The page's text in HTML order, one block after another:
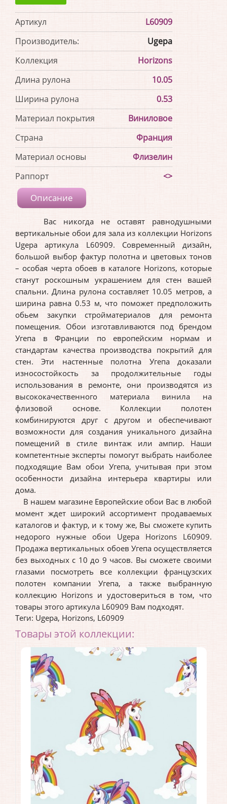
Артикул
L60909
Производитель:
Ugepa
Коллекция
Horizons
Длина рулона
10.05
Ширина рулона
0.53
Материал покрытия
Виниловое
Страна
Франция
Материал основы
Флизелин
Раппорт
<>
Описание
Вас никогда не оставят равнодушными
вертикальные обои для зала из коллекции Horizons
Ugepa артикула L60909. Современный дизайн,
большой выбор фактур полотна и цветовых тонов
– особая черта обоев в каталоге Horizons, которые
станут роскошным украшением для стен вашей
спальни. Длина рулона составляет 10.05 метров, а
ширина равна 0.53 м, что поможет предположить
обьем закупки стройматериалов для ремонта
помещения. Обои изготавливаются под брендом
Угепа в Франции по европейским нормам и
стандартам качества производства покрытий для
стен. Эти настенные полотна Угепа доказали
износостойкость за продолжительные годы
использования в ремонте, они производятся из
высококачественного материала винила на
флизовой основе. Коллекции полотен
комбинируются друг с другом и обеспечивают
возможности для создания уникального дизайна
помещений в стиле винтаж или ампир. Наши
компетентные эксперты помогут выбрать наиболее
подходящие Вам обои Угепа, учитывая при этом
особенности дизайна интерьера квартиры или
дома.
В нашем магазине Европейские обои Вас в любой
момент ждет широкий ассортимент продаваемых
каталогов и фактур, и к тому же, Вы сможете купить
недорого нужные обои Ugepa Horizons L60909.
Продажа вертикальных обоев Угепа осуществляется
без выходных с 10 до 9 часов. Вы сможете своими
глазами посмотреть все коллекции французских
полотен компании Угепа, а также выбранную
коллекцию Horizons и удостовериться в том, что
товары этого артикула L60909 Вам подходят.
Теги: Ugepa, Horizons, L60909
Товары этой коллекции: